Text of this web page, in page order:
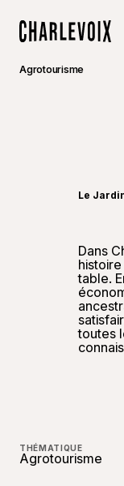
Agrotourisme
Dans
table.
toutes
Le
THÉMATIQUE
Agrotourisme